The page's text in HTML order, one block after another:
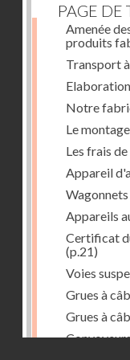
PAGE DE
Amenée
produits
Transport
Notre
Le
Les frais
Appareil
Wagonnets
Appareils
Certificat
(p.21)
Voies
Grues à
Grues à